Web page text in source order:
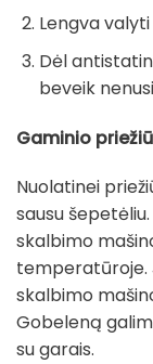
Lengva
Dėl
beveik
Gaminio
Nuolatinei
sausu
skalbimo
temperatūroje.
skalbimo
Gobeleną
su garais.